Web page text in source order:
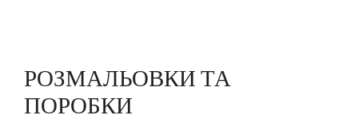
РОЗМАЛЬОВКИ ТА
ПОРОБКИ